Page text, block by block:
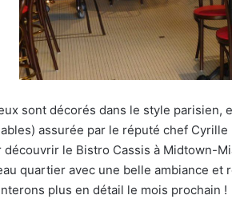
sont décorés dans le style parisien,
assurée par le réputé chef
découvrir le Bistro Cassis à Midtown-
quartier avec une belle ambiance et
plus en détail le mois prochain !